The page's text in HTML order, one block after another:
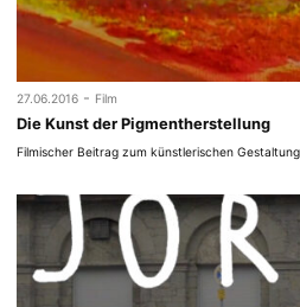
27.06.2016 - Film
Die Kunst der Pigmentherstellung
Filmischer Beitrag zum künstlerischen